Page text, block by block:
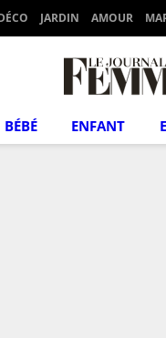
JARDIN AMOUR
BÉBÉ ENFANT